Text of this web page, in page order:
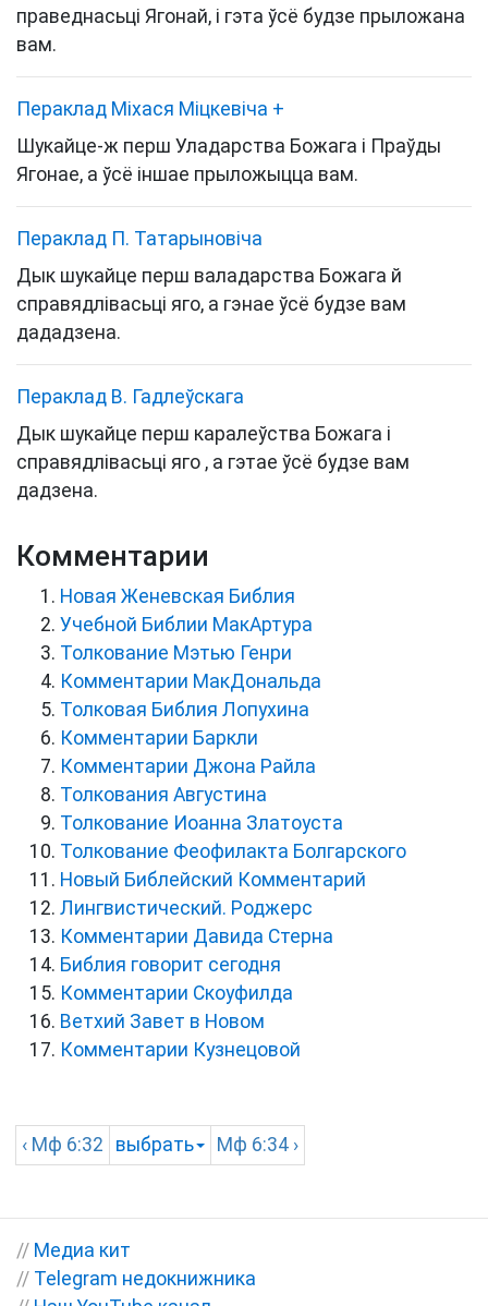
праведнасьці Ягонай, і гэта ўсё будзе прыложана
вам.
Пераклад Міхася Міцкевіча +
Шукайце-ж перш Уладарства Божага і Праўды
Ягонае, а ўсё іншае прыложыцца вам.
Пераклад П. Татарыновіча
Дык шукайце перш валадарства Божага й
справядлівасьці яго, а гэнае ўсё будзе вам
дададзена.
Пераклад В. Гадлеўскага
Дык шукайце перш каралеўства Божага і
справядлівасьці яго , а гэтае ўсё будзе вам
дадзена.
Комментарии
Новая Женевская Библия
Учебной Библии МакАртура
Толкование Мэтью Генри
Комментарии МакДональда
Толковая Библия Лопухина
Комментарии Баркли
Комментарии Джона Райла
Толкования Августина
Толкование Иоанна Златоуста
Толкование Феофилакта Болгарского
Новый Библейский Комментарий
Лингвистический. Роджерс
Комментарии Давида Стерна
Библия говорит сегодня
Комментарии Скоуфилда
Ветхий Завет в Новом
Комментарии Кузнецовой
‹ Мф 6:32 выбрать Мф 6:34 ›
// Медиа кит
// Telegram недокнижника